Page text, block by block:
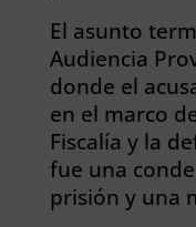
El asunto
Audiencia
donde el
en el marco
Fiscalía y la
fue una
prisión y una